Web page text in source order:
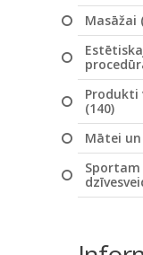
Masāžai
Produkti
(140)
Mātei